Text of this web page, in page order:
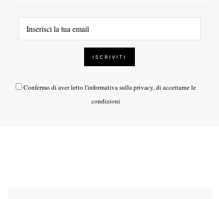
Confermo di aver letto l'informativa sulla privacy, di accettarne le
condizioni